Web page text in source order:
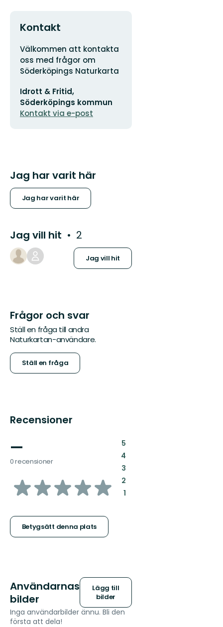
Kontakt
Adress
Välkommen att kontakta
oss med frågor om
Söderköpings Naturkarta
postadress
Idrott & Fritid,
Söderköpings kommun
Kontakt via e-post
Jag har varit här
Jag har varit här
Jag vill hit 2
Jag vill hit
Frågor och svar
Ställ en fråga till andra
Naturkartan-användare.
Ställ en fråga
Recensioner
—
0 recensioner
av
stjärnor
Betygsätt denna plats
5:
4:
3:
2:
1:
Användarnas
bilder
Lägg till
bilder
Inga användarbilder ännu. Bli den
första att dela!